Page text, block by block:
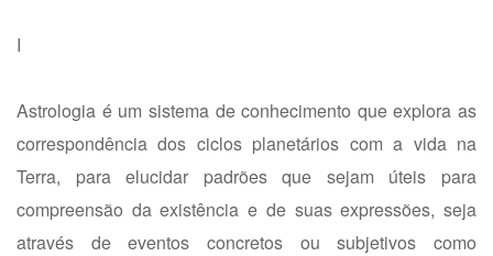
I
Astrologia é um sistema de conhecimento que explora as
correspondência dos ciclos planetários com a vida na
Terra, para elucidar padrões que sejam úteis para
compreensão da existência e de suas expressões, seja
através de eventos concretos ou subjetivos como